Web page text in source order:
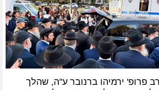
פרופ' ירמיהו ברנובר ע"ה, שהלך